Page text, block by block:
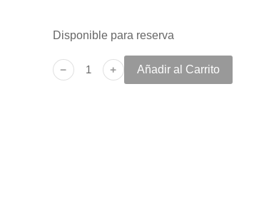
Disponible para reserva
﹣ ﹢ Añadir al Carrito